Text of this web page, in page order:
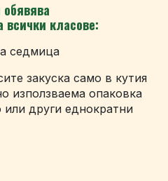
всички класове:
седмица
закуска само в кутия
използваема опаковка
или други еднократни